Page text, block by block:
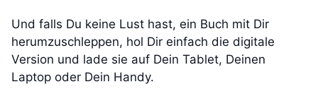
Und falls Du keine Lust hast, ein Buch mit Dir
herumzuschleppen, hol Dir einfach die digitale
Version und lade sie auf Dein Tablet, Deinen
Laptop oder Dein Handy.